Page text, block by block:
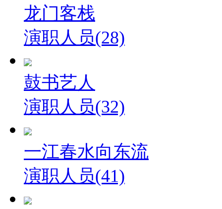
龙门客栈
演职人员(28)
鼓书艺人
演职人员(32)
一江春水向东流
演职人员(41)